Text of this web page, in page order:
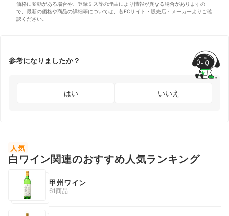
価格に変動がある場合や、登録ミス等の理由により情報が異なる場合がありますの
で、最新の価格や商品の詳細等については、各ECサイト・販売店・メーカーよりご確
認ください。
参考になりましたか？
はい いいえ
人気
白ワイン関連のおすすめ人気ランキング
甲州ワイン
61商品